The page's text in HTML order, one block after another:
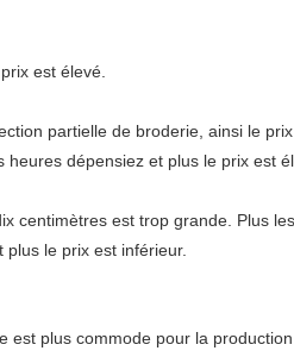
est élevé.
partielle de broderie, ainsi le
dépensiez et plus le prix est
centimètres est trop grande. Plus les
le prix est inférieur.
est plus commode pour la